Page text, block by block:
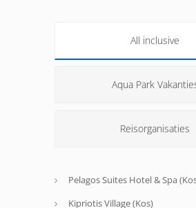
All inclusive
Aqua Park
Reisorganisaties
Pelagos Suites Hotel & Spa
Kipriotis Village (Kos)